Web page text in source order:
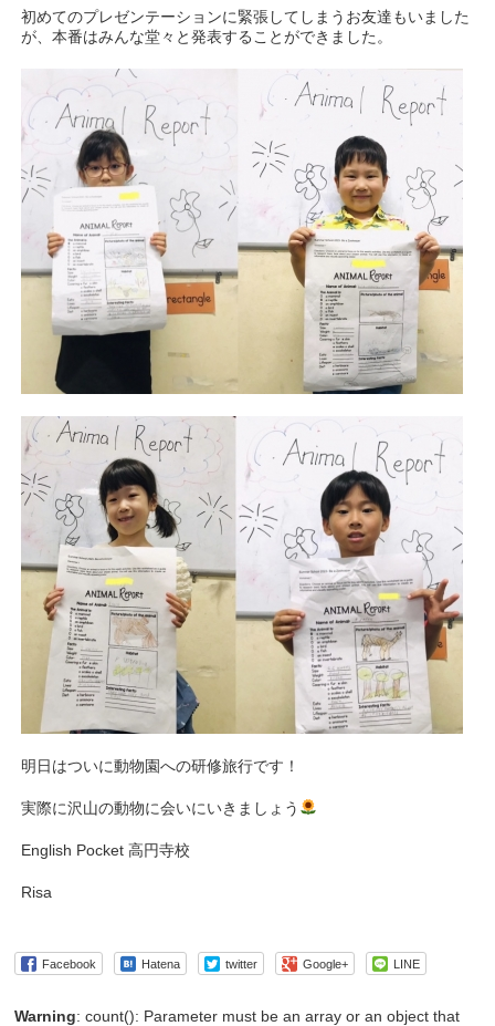
初めてのプレゼンテーションに緊張してしまうお友達もいました
が、本番はみんな堂々と発表することができました。
明日はついに動物園への研修旅行です！
実際に沢山の動物に会いにいきましょう
English Pocket 高円寺校
Risa
Facebook Hatena twitter Google+ LINE
Warning: count(): Parameter must be an array or an object that